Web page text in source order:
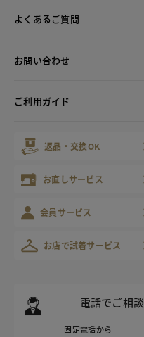
よくあるご質問
お問い合わせ
ご利用ガイド
返品・交換OK
お直しサービス
会員サービス
お店で試着サービス
電話でご相談
固定電話から